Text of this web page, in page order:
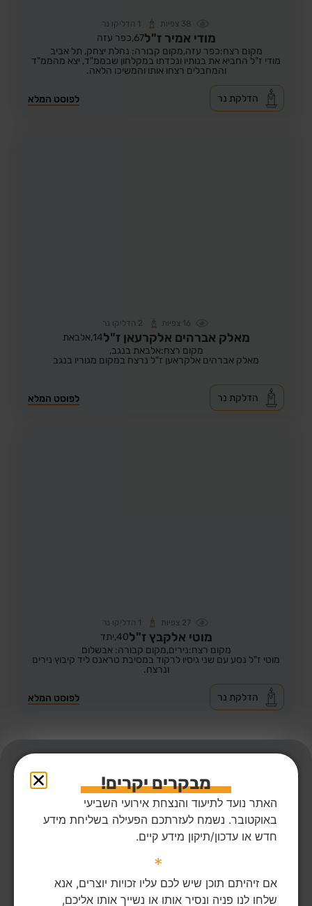
38 צפיות 1 הדליקו נר
מודי אמיר ז"ל67, כפר עזה
מקום רצח:כפר עזה,מקום קבורה: נחלת יצחק, תל אביב
מודי ז"ל החביא את בנותיו ונכדתו במקלחון שבממ"ד, יצא מהממ"ד
והמחבלים רצחו אותו והמשיכו הלאה.
לפוסט המלא הדלקת נר
16 צפיות 2 הדליקו נר
מאלק אברהים אלקרעאן ז"ל14, אלבאת
מקום רצח:אלבאת בנגב,
מאלק אברהים אלקראען ז"ל נרצח במקום מגוריו בנגב
לפוסט המלא הדלקת נר
27 צפיות 1 הדליקו נר
מוטי אלקבץ ז"ל40, יתד
מקום רצח:נירים,מקום קבורה: אבשלום
מוטי ז"ל נסע עם שני גיסיו לרקוד במסיבת טראנס ליד קיבוץ נירים
ונרצח.
לפוסט המלא הדלקת נר
מבקרים יקרים!
האתר נועד לתיעוד והנצחת אירועי השביעי
באוקטובר. נשמח לעזרתכם הפעילה בשליחת מידע
חדש או עדכון/תיקון מידע קיים.
*
אם זיהיתם תוכן שיש לכם עליו זכויות יוצרים, אנא
שלחו לנו פניה ונסיר אותו או נשייך אותו אליכם,